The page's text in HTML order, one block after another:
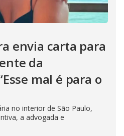
envia carta para
da
mal é para o
no interior de São Paulo,
a advogada e